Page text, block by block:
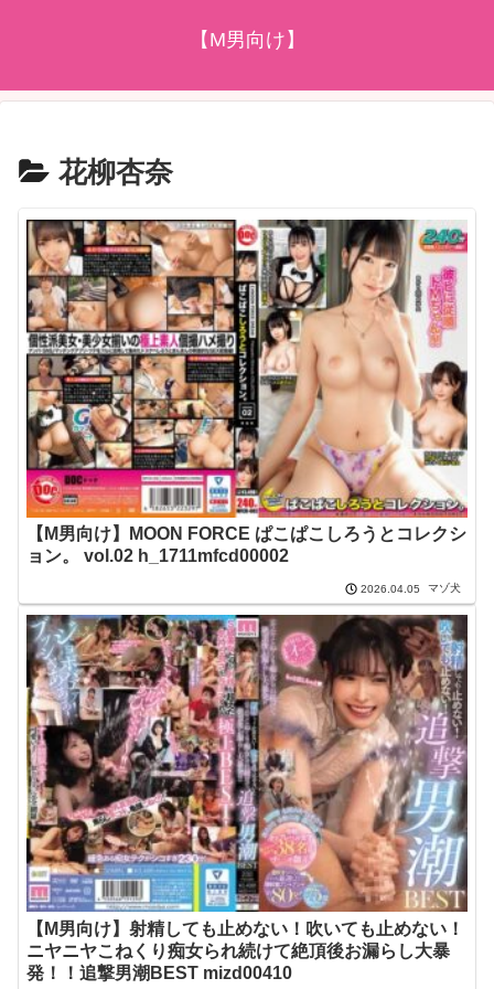
【M男向け】
花柳杏奈
【M男向け】MOON FORCE ぱこぱこしろうとコレクシ
ョン。 vol.02 h_1711mfcd00002
2026.04.05 マゾ犬
【M男向け】射精しても止めない！吹いても止めない！
ニヤニヤこねくり痴女られ続けて絶頂後お漏らし大暴
発！！追撃男潮BEST mizd00410